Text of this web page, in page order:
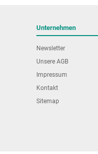
Unternehmen
Newsletter
Unsere AGB
Impressum
Kontakt
Sitemap